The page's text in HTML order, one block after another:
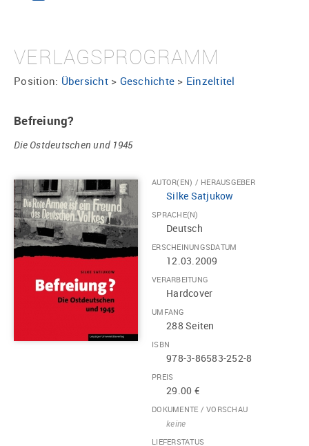
VERLAGSPROGRAMM
Position: Übersicht> Geschichte > Einzeltitel
Befreiung?
Die Ostdeutschen und 1945
AUTOR(EN) / HERAUSGEBER
Silke Satjukow
SPRACHE(N)
Deutsch
ERSCHEINUNGSDATUM
12.03.2009
VERARBEITUNG
Hardcover
UMFANG
288 Seiten
ISBN
978-3-86583-252-8
PREIS
29.00 €
DOKUMENTE / VORSCHAU
keine
LIEFERSTATUS